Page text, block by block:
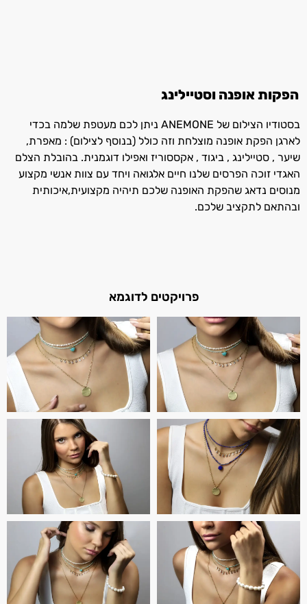
הפקות אופנה וסטיילינג
בסטודיו הצילום של ANEMONE ניתן לכם מעטפת שלמה בכדי
לארגן הפקת אופנה מוצלחת וזה כולל (בנוסף לצילום) : מאפרת,
שיער , סטיילינג , ביגוד , אקססוריז ואפילו דוגמנית. בהובלת הצלם
האגדי זוכה הפרסים שלנו חיים אלגואה ויחד עם צוות אנשי מקצוע
מנוסים נדאג שהפקת האופנה שלכם תיהיה מקצועית,איכותית
ובהתאם לתקציב שלכם.
פרויקטים לדוגמא